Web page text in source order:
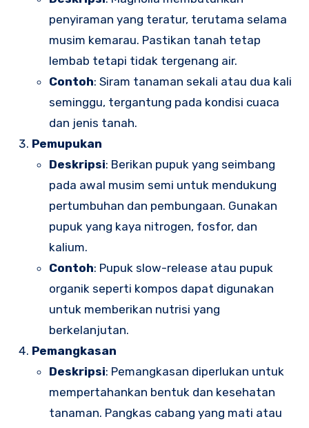
penyiraman yang teratur, terutama selama
musim kemarau. Pastikan tanah tetap
lembab tetapi tidak tergenang air.
Contoh: Siram tanaman sekali atau dua kali
seminggu, tergantung pada kondisi cuaca
dan jenis tanah.
Pemupukan
Deskripsi: Berikan pupuk yang seimbang
pada awal musim semi untuk mendukung
pertumbuhan dan pembungaan. Gunakan
pupuk yang kaya nitrogen, fosfor, dan
kalium.
Contoh: Pupuk slow-release atau pupuk
organik seperti kompos dapat digunakan
untuk memberikan nutrisi yang
berkelanjutan.
Pemangkasan
Deskripsi: Pemangkasan diperlukan untuk
mempertahankan bentuk dan kesehatan
tanaman. Pangkas cabang yang mati atau